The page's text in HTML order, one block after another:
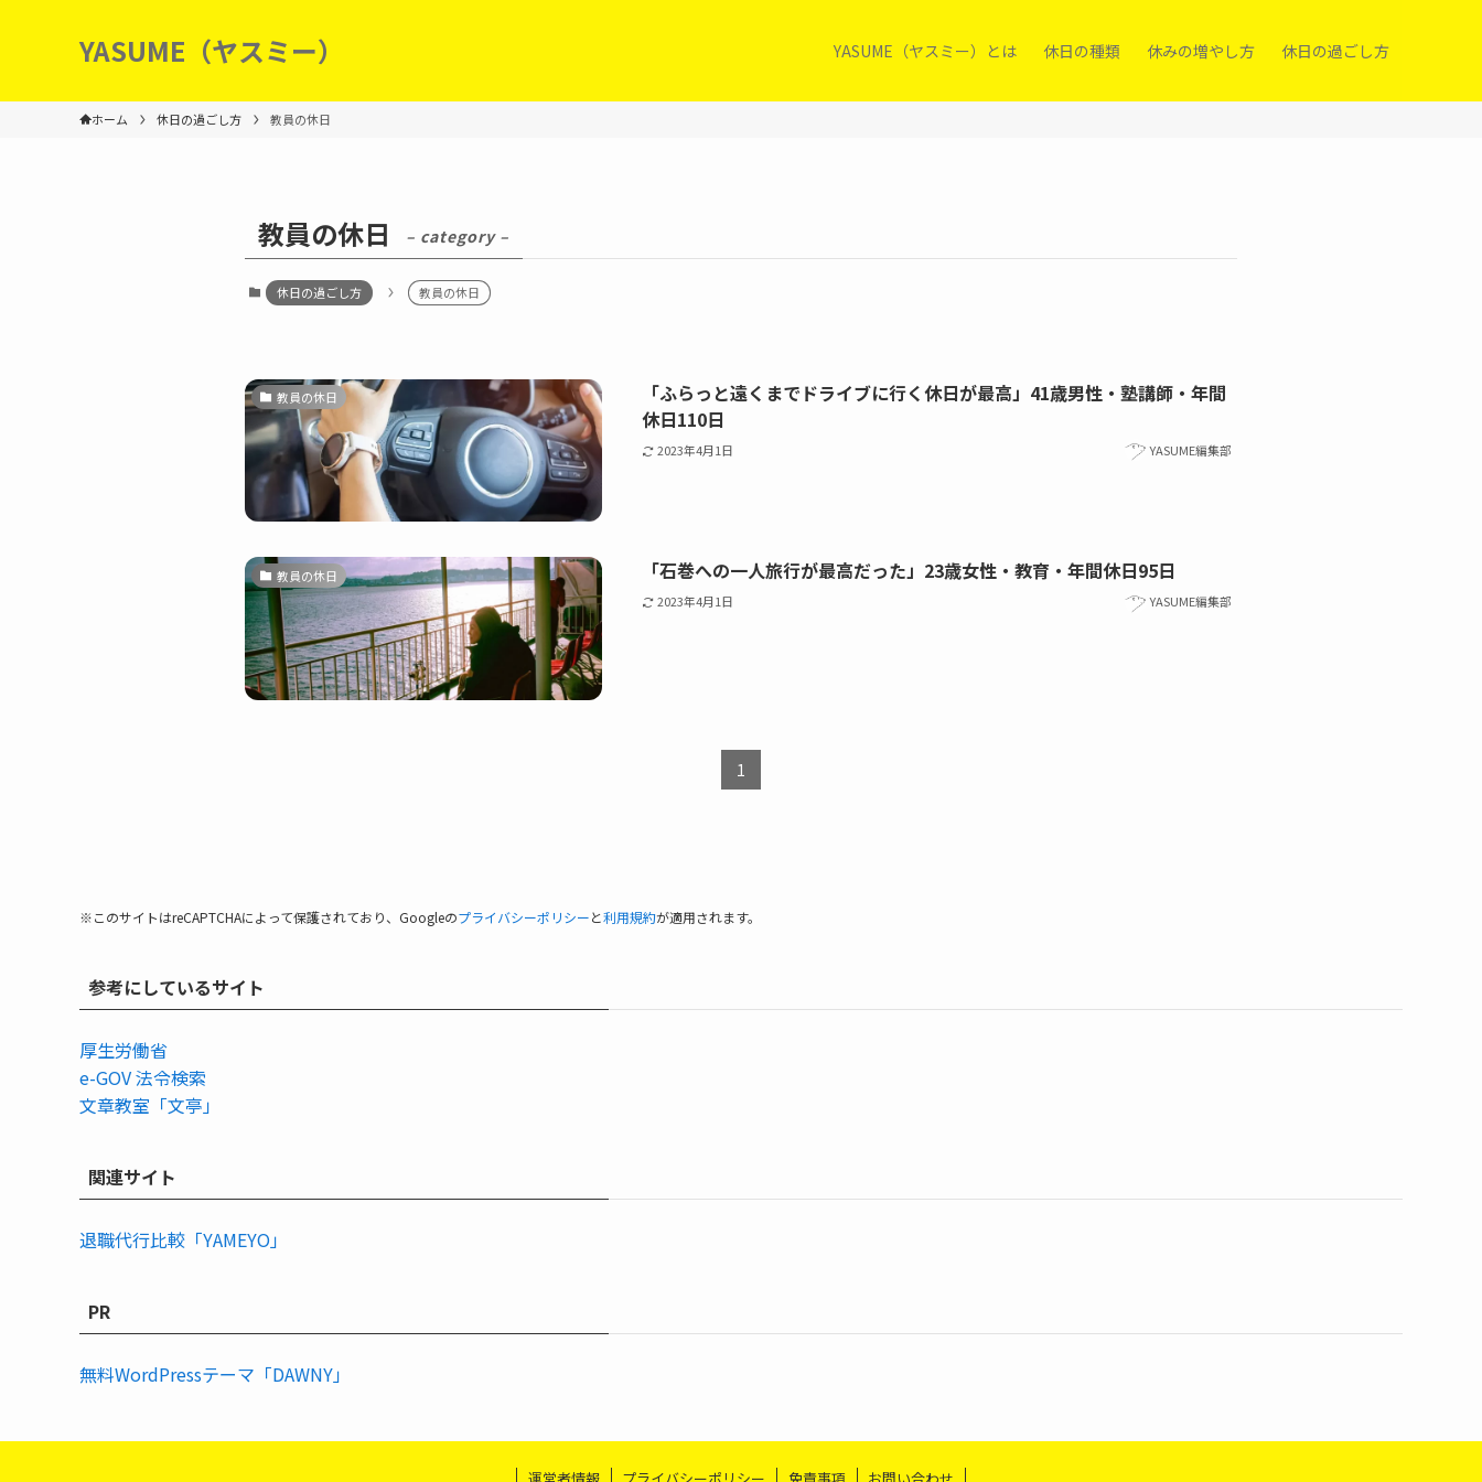
YASUME（ヤスミー） YASUME（ヤスミー）とは 休日の種類 休みの増やし方 休日の過ごし方
ホーム 休日の過ごし方 教員の休日
教員の休日 – category –
休日の過ごし方 教員の休日
教員の休日
「ふらっと遠くまでドライブに行く休日が最高」41歳男性・塾講師・年間
休日110日
2023年4月1日 YASUME編集部
教員の休日 「石巻への一人旅行が最高だった」23歳女性・教育・年間休日95日
2023年4月1日 YASUME編集部
1
※このサイトはreCAPTCHAによって保護されており、Googleのプライバシーポリシーと利用規約が適用されます。
参考にしているサイト
厚生労働省
e-GOV 法令検索
文章教室「文亭」
関連サイト
退職代行比較「YAMEYO」
PR
無料WordPressテーマ「DAWNY」
運営者情報 プライバシーポリシー 免責事項 お問い合わせ